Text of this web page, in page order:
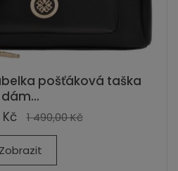
pošťáková taška
dám...
1 490,00 Kč
Zobrazit